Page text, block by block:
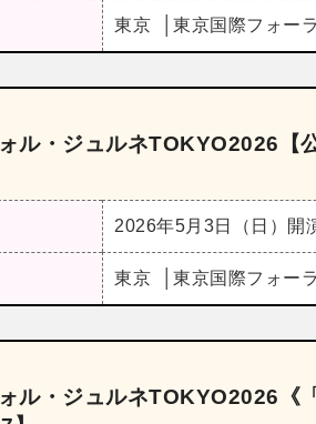
東京 東京国際フォー
ル・ジュルネTOKYO2026【
2026年5月3日（日） 開
東京 東京国際フォー
ル・ジュルネTOKYO2026